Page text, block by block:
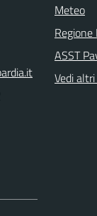
Meteo
Regione
ASST
Vedi